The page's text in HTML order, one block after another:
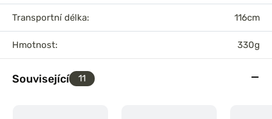
Transportní délka: 116cm
Hmotnost: 330g
Související 11